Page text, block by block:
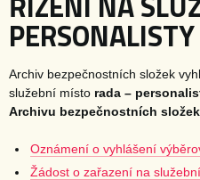
PERSONALISTY
Archiv bezpečnostních složek
služební místo rada –
Archivu bezpečnostních složek
Oznámení o vyhlášení
Žádost o zařazení na